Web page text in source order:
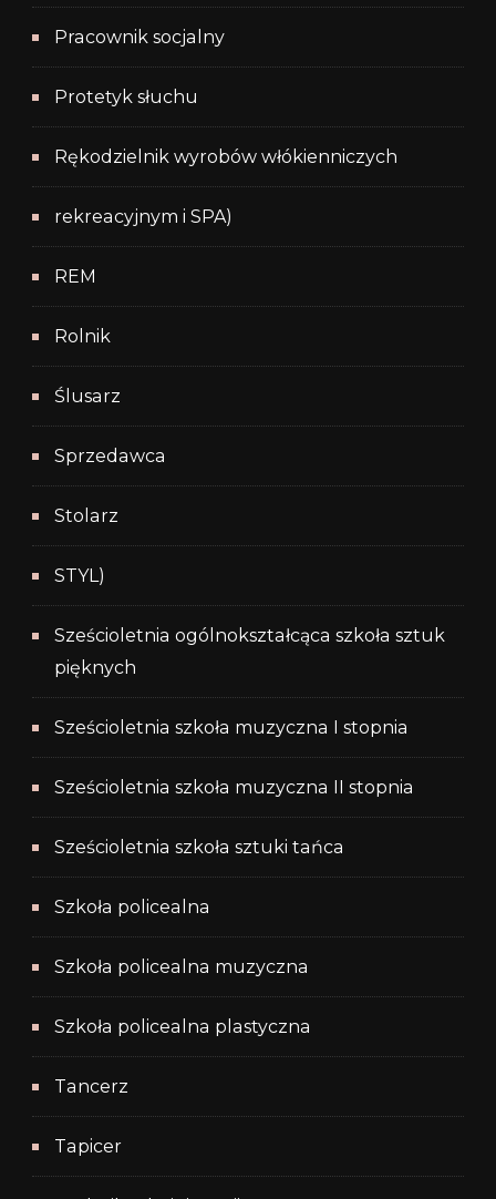
Pracownik socjalny
Protetyk słuchu
Rękodzielnik wyrobów włókienniczych
rekreacyjnym i SPA)
REM
Rolnik
Ślusarz
Sprzedawca
Stolarz
STYL)
Sześcioletnia ogólnokształcąca szkoła sztuk
pięknych
Sześcioletnia szkoła muzyczna I stopnia
Sześcioletnia szkoła muzyczna II stopnia
Sześcioletnia szkoła sztuki tańca
Szkoła policealna
Szkoła policealna muzyczna
Szkoła policealna plastyczna
Tancerz
Tapicer